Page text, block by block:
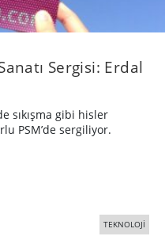
Sergisi: Erdal
sıkışma gibi hisler
PSM’de sergiliyor.
TEKNOLOJİ